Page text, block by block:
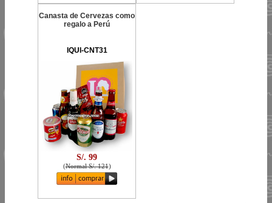
Canasta de Cervezas como
regalo a Perú
IQUI-CNT31
S/. 99
(Normal S/. 121)